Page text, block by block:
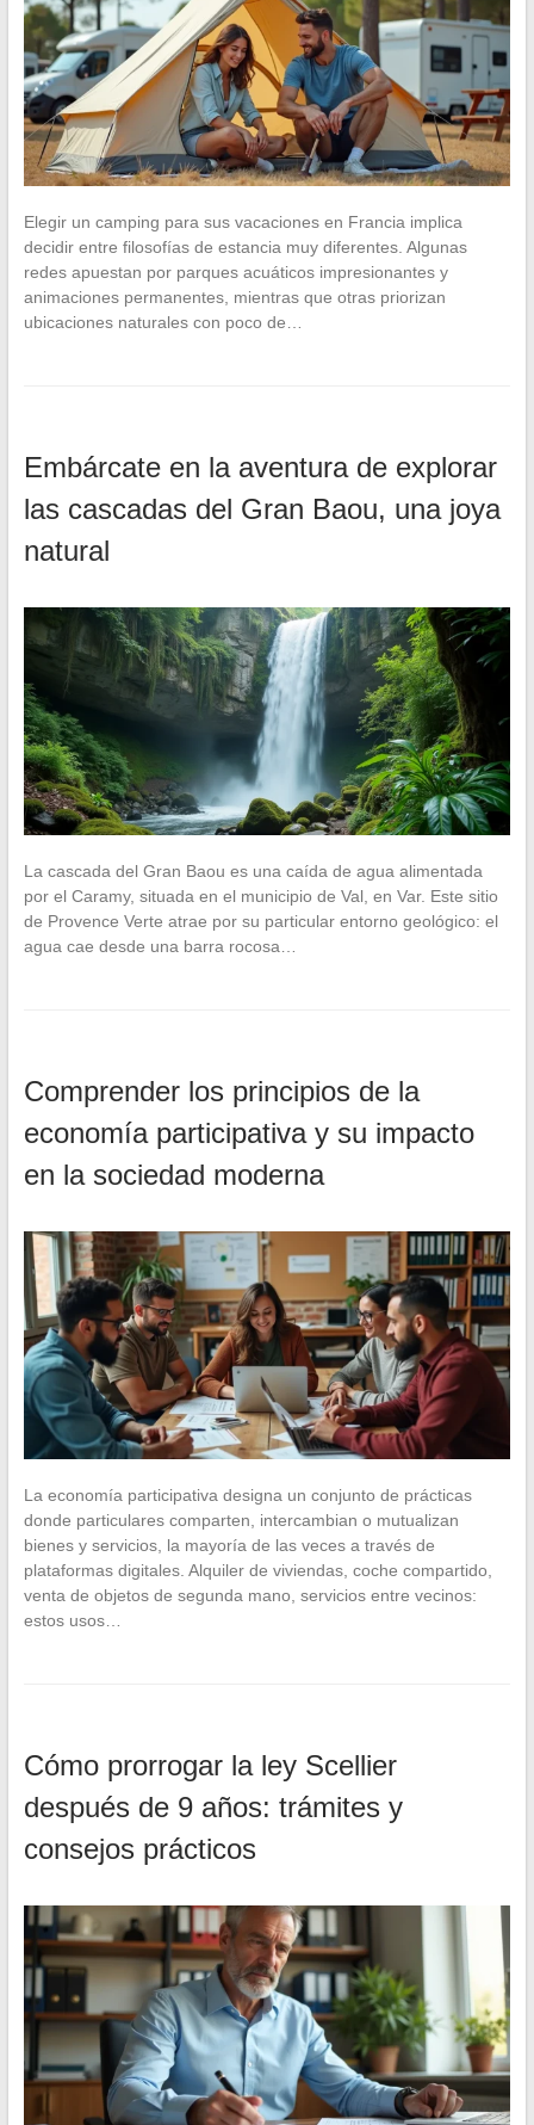
Elegir un camping para sus vacaciones en Francia implica
decidir entre filosofías de estancia muy diferentes. Algunas
redes apuestan por parques acuáticos impresionantes y
animaciones permanentes, mientras que otras priorizan
ubicaciones naturales con poco de…
Embárcate en la aventura de explorar
las cascadas del Gran Baou, una joya
natural
La cascada del Gran Baou es una caída de agua alimentada
por el Caramy, situada en el municipio de Val, en Var. Este sitio
de Provence Verte atrae por su particular entorno geológico: el
agua cae desde una barra rocosa…
Comprender los principios de la
economía participativa y su impacto
en la sociedad moderna
La economía participativa designa un conjunto de prácticas
donde particulares comparten, intercambian o mutualizan
bienes y servicios, la mayoría de las veces a través de
plataformas digitales. Alquiler de viviendas, coche compartido,
venta de objetos de segunda mano, servicios entre vecinos:
estos usos…
Cómo prorrogar la ley Scellier
después de 9 años: trámites y
consejos prácticos